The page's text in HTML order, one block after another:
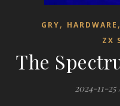
GRY, HARDWARE ,
ZX
The
2024-11-25